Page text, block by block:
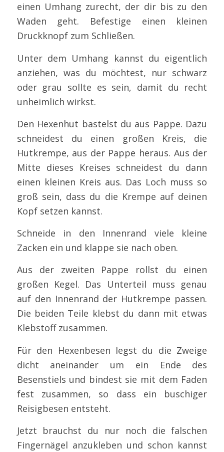
einen Umhang zurecht, der dir bis zu den
Waden geht. Befestige einen kleinen
Druckknopf zum Schließen.
Unter dem Umhang kannst du eigentlich
anziehen, was du möchtest, nur schwarz
oder grau sollte es sein, damit du recht
unheimlich wirkst.
Den Hexenhut bastelst du aus Pappe. Dazu
schneidest du einen großen Kreis, die
Hutkrempe, aus der Pappe heraus. Aus der
Mitte dieses Kreises schneidest du dann
einen kleinen Kreis aus. Das Loch muss so
groß sein, dass du die Krempe auf deinen
Kopf setzen kannst.
Schneide in den Innenrand viele kleine
Zacken ein und klappe sie nach oben.
Aus der zweiten Pappe rollst du einen
großen Kegel. Das Unterteil muss genau
auf den Innenrand der Hutkrempe passen.
Die beiden Teile klebst du dann mit etwas
Klebstoff zusammen.
Für den Hexenbesen legst du die Zweige
dicht aneinander um ein Ende des
Besenstiels und bindest sie mit dem Faden
fest zusammen, so dass ein buschiger
Reisigbesen entsteht.
Jetzt brauchst du nur noch die falschen
Fingernägel anzukleben und schon kannst